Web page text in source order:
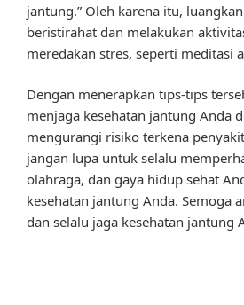
jantung.” Oleh karena itu,
beristirahat dan melakukan
meredakan stres, seperti meditasi
Dengan menerapkan tips-tips
menjaga kesehatan jantung Anda
mengurangi risiko terkena
jangan lupa untuk selalu
olahraga, dan gaya hidup sehat
kesehatan jantung Anda. Semoga
dan selalu jaga kesehatan jantung